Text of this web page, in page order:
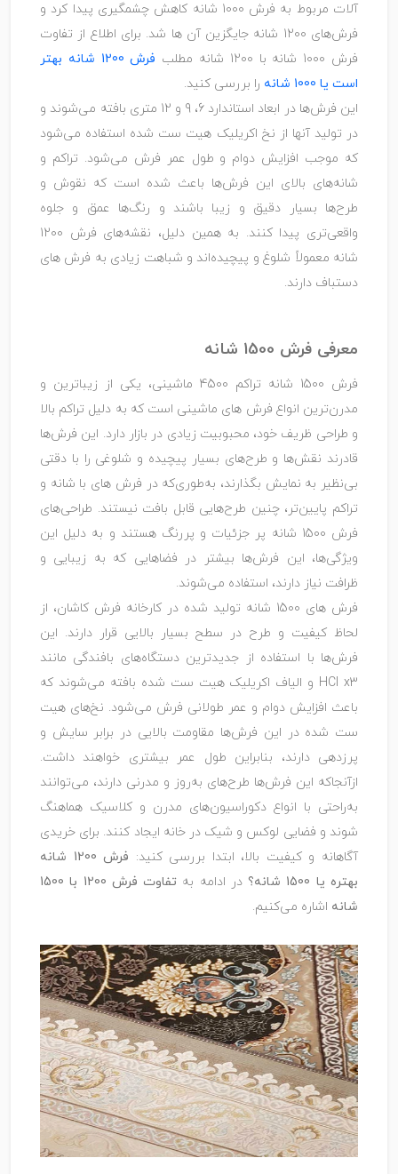
آلات مربوط به فرش 1000 شانه کاهش چشمگیری پیدا کرد و
فرش‌های 1200 شانه جایگزین آن ها شد. برای اطلاع از تفاوت
فرش 1000 شانه با 1200 شانه مطلب
فرش 1200 شانه بهتر
است یا 1000 شانه
را بررسی کنید.
این فرش‌ها در ابعاد استاندارد 6، 9 و 12 متری بافته می‌شوند و
در تولید آنها از نخ اکریلیک هیت‌ ست شده استفاده می‌شود
که موجب افزایش دوام و طول عمر فرش می‌شود. تراکم و
شانه‌های بالای این فرش‌ها باعث شده است که نقوش و
طرح‌ها بسیار دقیق و زیبا باشند و رنگ‌ها عمق و جلوه
واقعی‌تری پیدا کنند. به همین دلیل، نقشه‌های فرش 1200
شانه معمولاً شلوغ و پیچیده‌اند و شباهت زیادی به فرش ‌های
دستباف دارند.
معرفی فرش 1500 شانه
فرش 1500 شانه تراکم 4500 ماشینی، یکی از زیباترین و
مدرن‌ترین انواع فرش‌ های ماشینی است که به دلیل تراکم بالا
و طراحی ظریف خود، محبوبیت زیادی در بازار دارد. این فرش‌ها
قادرند نقش‌ها و طرح‌های بسیار پیچیده و شلوغی را با دقتی
بی‌نظیر به نمایش بگذارند، به‌طوری‌که در فرش‌ های با شانه و
تراکم پایین‌تر، چنین طرح‌هایی قابل بافت نیستند. طراحی‌های
فرش 1500 شانه پر جزئیات و پررنگ هستند و به دلیل این
ویژگی‌ها، این فرش‌ها بیشتر در فضاهایی که به زیبایی و
ظرافت نیاز دارند، استفاده می‌شوند.
فرش ‌های 1500 شانه تولید شده در کارخانه فرش کاشان، از
لحاظ کیفیت و طرح در سطح بسیار بالایی قرار دارند. این
فرش‌ها با استفاده از جدیدترین دستگاه‌های بافندگی مانند
HCI x3 و الیاف اکریلیک هیت‌ ست شده بافته می‌شوند که
باعث افزایش دوام و عمر طولانی فرش می‌شود. نخ‌های هیت
‌ست شده در این فرش‌ها مقاومت بالایی در برابر سایش و
پرزدهی دارند، بنابراین طول عمر بیشتری خواهند داشت.
ازآنجاکه این فرش‌ها طرح‌های به‌روز و مدرنی دارند، می‌توانند
به‌راحتی با انواع دکوراسیون‌های مدرن و کلاسیک هماهنگ
شوند و فضایی لوکس و شیک در خانه ایجاد کنند. برای خریدی
آگاهانه و کیفیت بالا، ابتدا بررسی کنید:
فرش 1200 شانه
بهتره یا 1500 شانه؟
در ادامه به
تفاوت فرش 1200 با 1500
شانه اشاره می‌کنیم.